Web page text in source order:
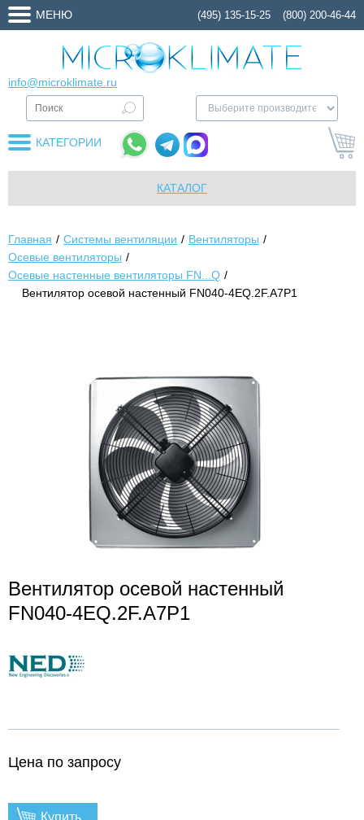
МЕНЮ (495) 135-15-25 (800) 200-46-44
info@microklimate.ru
КАТЕГОРИИ
КАТАЛОГ
Главная Системы вентиляции
Вентиляторы
Осевые вентиляторы
Осевые настенные вентиляторы FN...Q
Вентилятор осевой настенный FN040-4EQ.2F.A7P1
Вентилятор осевой настенный
FN040-4EQ.2F.A7P1
Цена по запросу
Купить